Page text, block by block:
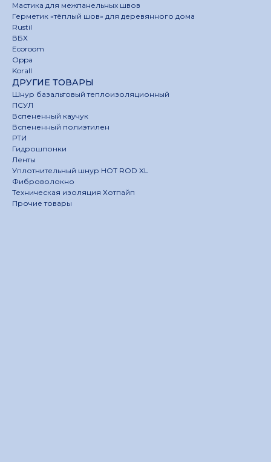
Мастика для межпанельных швов
Герметик «тёплый шов» для деревянного дома
Rustil
ВБХ
Ecoroom
Oppa
Korall
ДРУГИЕ ТОВАРЫ
Шнур базальтовый теплоизоляционный
ПСУЛ
Вспененный каучук
Вспененный полиэтилен
РТИ
Гидрошпонки
Ленты
Уплотнительный шнур HOT ROD XL
Фиброволокно
Техническая изоляция Хотпайп
Прочие товары